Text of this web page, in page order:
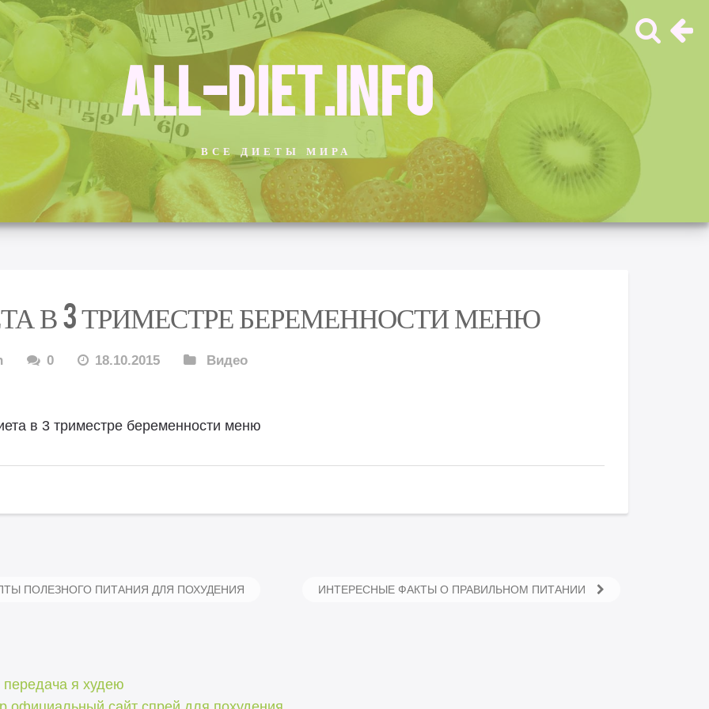
ALL-DIET.INFO
ВСЕ ДИЕТЫ МИРА
В 3 ТРИМЕСТРЕ БЕРЕМЕННОСТИ МЕНЮ
0 18.10.2015 Видео
в 3 триместре беременности меню
ПОЛЕЗНОГО ПИТАНИЯ ДЛЯ ПОХУДЕНИЯ ИНТЕРЕСНЫЕ ФАКТЫ О ПРАВИЛЬНОМ ПИТАНИИ
передача я худею